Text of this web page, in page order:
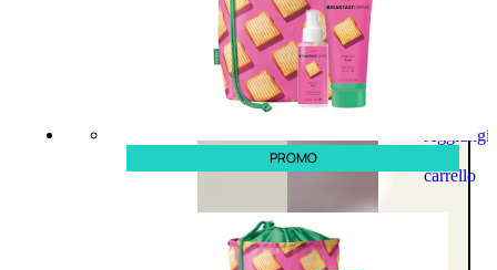
Aggiungi
carrello
PROMO